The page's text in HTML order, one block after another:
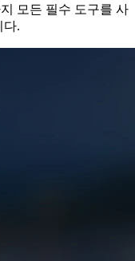
모든 필수 도구를 사
다.